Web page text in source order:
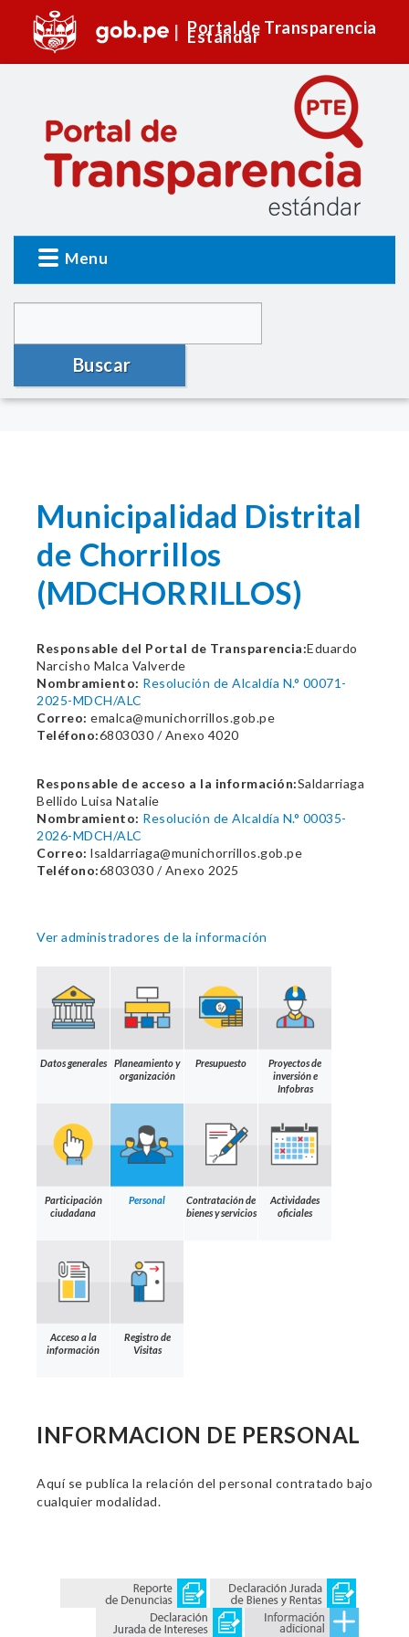
Portal de Transparencia
Estándar
Menu
Buscar
Municipalidad Distrital
de Chorrillos
(MDCHORRILLOS)
Responsable del Portal de Transparencia:Eduardo
Narcisho Malca Valverde
Nombramiento: Resolución de Alcaldía N.° 00071-
2025-MDCH/ALC
Correo: emalca@munichorrillos.gob.pe
Teléfono:6803030 / Anexo 4020
Responsable de acceso a la información:Saldarriaga
Bellido Luisa Natalie
Nombramiento: Resolución de Alcaldía N.° 00035-
2026-MDCH/ALC
Correo: lsaldarriaga@munichorrillos.gob.pe
Teléfono:6803030 / Anexo 2025
Ver administradores de la información
Datos generales
Planeamiento y
organización
Presupuesto
Proyectos de
inversión e
Infobras
Participación
ciudadana
Personal
Contratación de
bienes y servicios
Actividades
oficiales
Acceso a la
información
Registro de
Visitas
INFORMACION DE PERSONAL
Aquí se publica la relación del personal contratado bajo
cualquier modalidad.